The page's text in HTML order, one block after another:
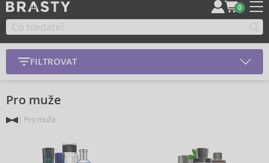
0
FILTROVAT
Pro muže
Pro muže